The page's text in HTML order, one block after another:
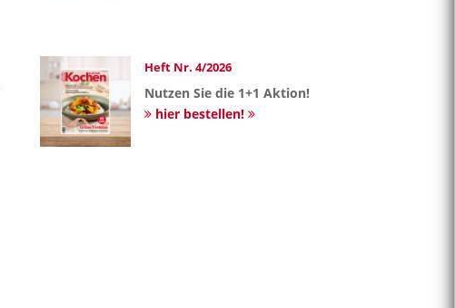
Heft Nr. 4/2026
Nutzen Sie die 1+1 Aktion!
hier bestellen!